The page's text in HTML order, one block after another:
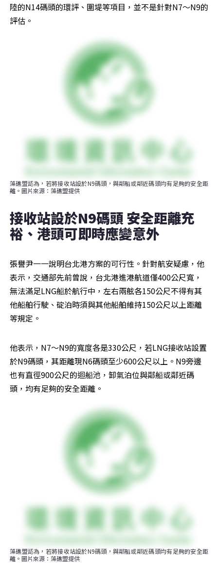
陸的N14碼頭的環評、圍堤等項目，並不是針對N7～N9的
評估。
藻礁盟認為，若將接收站設於N9碼頭，與鄰船或鄰近碼頭均有足夠的安全距
離。圖片來源：藻礁盟提供
接收站設於N9碼頭 安全距離充
裕、港頭可即時應變意外
張譽尹一一說明台北港方案的可行性。針對航安疑慮，他
表示，交通部先前曾說，台北港進港航道僅400公尺寬，
無法滿足LNG船於航行中，左右兩舷各150公尺不得有其
他船舶行駛、碇泊時須與其他船舶維持150公尺以上距離
等規定。
他表示，N7～N9的寬度各是330公尺，若LNG接收站設置
於N9碼頭，其距離現N6碼頭至少600公尺以上。N9旁邊
也有直徑900公尺的迴船池，卸氣泊位與鄰船或鄰近碼
頭，均有足夠的安全距離。
藻礁盟認為，若將接收站設於N9碼頭，與鄰船或鄰近碼頭均有足夠的安全距
離。圖片來源：藻礁盟提供